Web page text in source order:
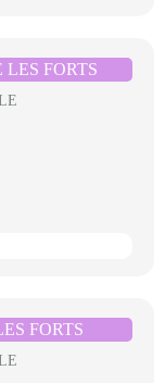
FORTS
FORTS